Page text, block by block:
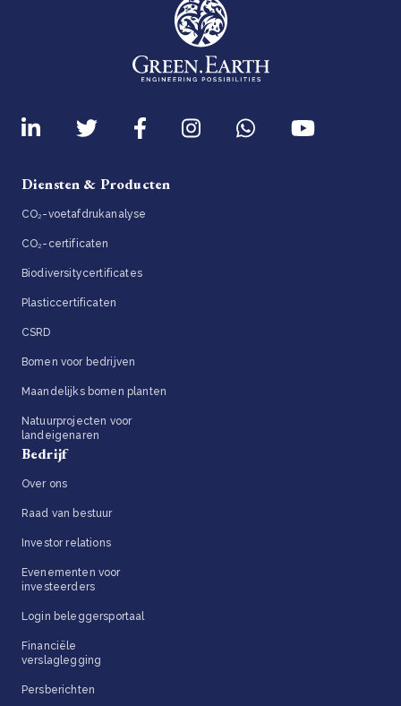
Diensten & Producten
CO₂-voetafdrukanalyse
CO₂-certificaten
Biodiversitycertificates
Plasticcertificaten
CSRD
Bomen voor bedrijven
Maandelijks bomen planten
Natuurprojecten voor
landeigenaren
Bedrijf
Over ons
Raad van bestuur
Investor relations
Evenementen voor
investeerders
Login beleggersportaal
Financiële
verslaglegging
Persberichten